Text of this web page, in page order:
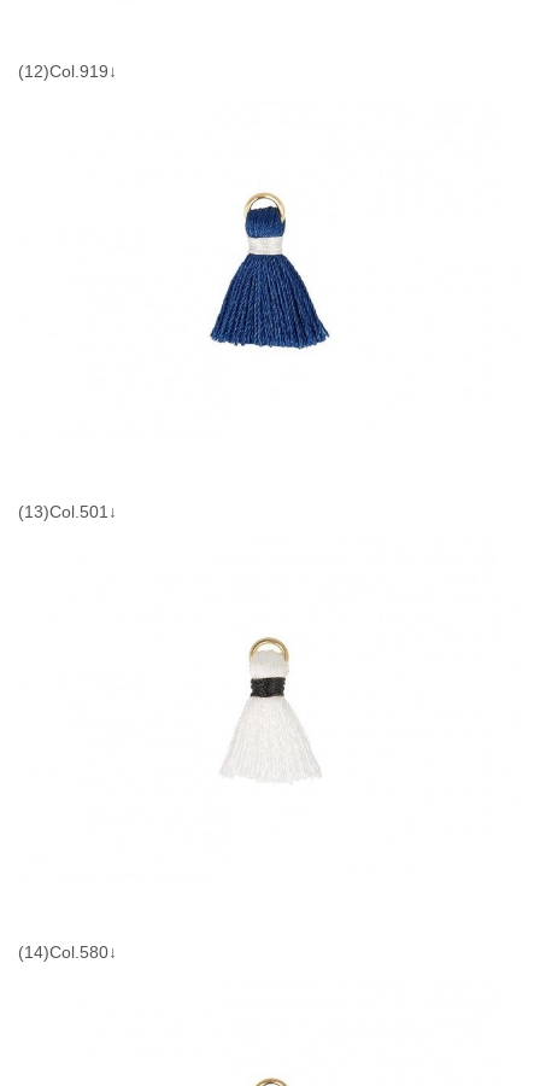
(12)Col.919↓
(13)Col.501↓
(14)Col.580↓